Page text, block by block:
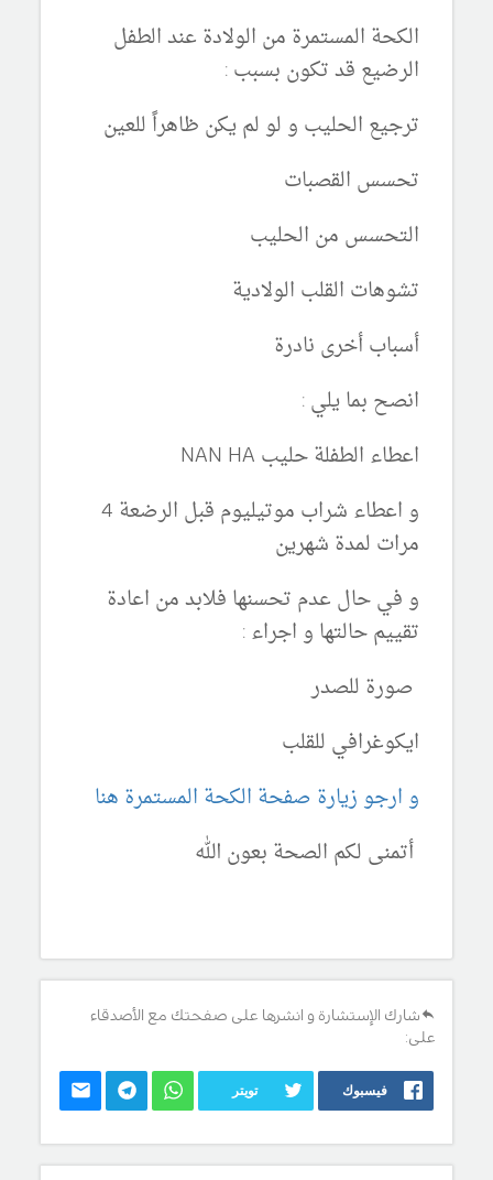
الكحة المستمرة من الولادة عند الطفل
الرضيع قد تكون بسبب :
ترجيع الحليب و لو لم يكن ظاهراً للعين
تحسس القصبات
التحسس من الحليب
تشوهات القلب الولادية
أسباب أخرى نادرة
انصح بما يلي :
اعطاء الطفلة حليب NAN HA
و اعطاء شراب موتيليوم قبل الرضعة 4
مرات لمدة شهرين
و في حال عدم تحسنها فلابد من اعادة
تقييم حالتها و اجراء :
صورة للصدر
ايكوغرافي للقلب
و ارجو زيارة صفحة الكحة المستمرة هنا
أتمنى لكم الصحة بعون الله
شارك الإستشارة و انشرها على صفحتك مع الأصدقاء
على:
فيسبوك تويتر